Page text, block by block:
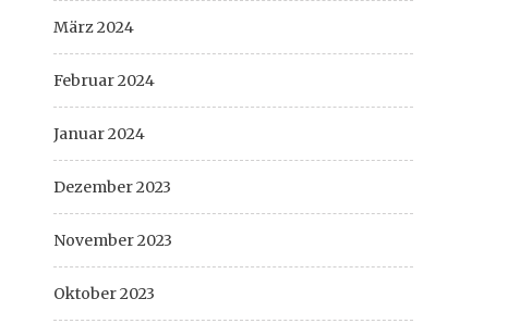
März 2024
Februar 2024
Januar 2024
Dezember 2023
November 2023
Oktober 2023